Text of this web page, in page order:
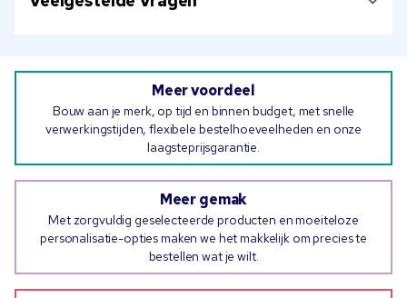
Meer voordeel
Bouw aan je merk, op tijd en binnen budget, met snelle
verwerkingstijden, flexibele bestelhoeveelheden en onze
laagsteprijsgarantie.
Meer gemak
Met zorgvuldig geselecteerde producten en moeiteloze
personalisatie-opties maken we het makkelijk om precies te
bestellen wat je wilt.